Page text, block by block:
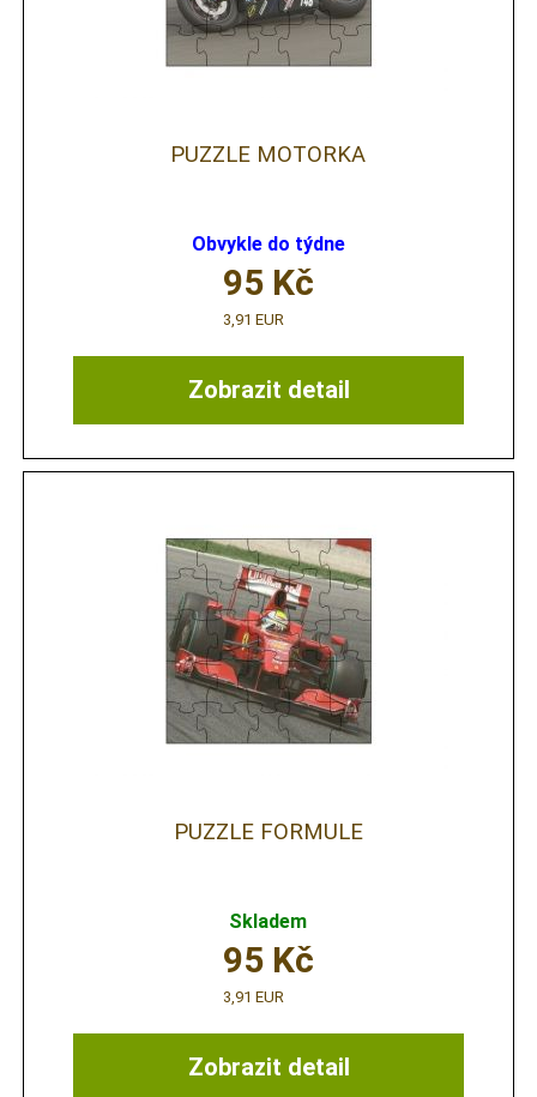
PUZZLE MOTORKA
Obvykle do týdne
Zobrazit detail
95 Kč
3,91 EUR
PUZZLE FORMULE
Skladem
Zobrazit detail
95 Kč
3,91 EUR